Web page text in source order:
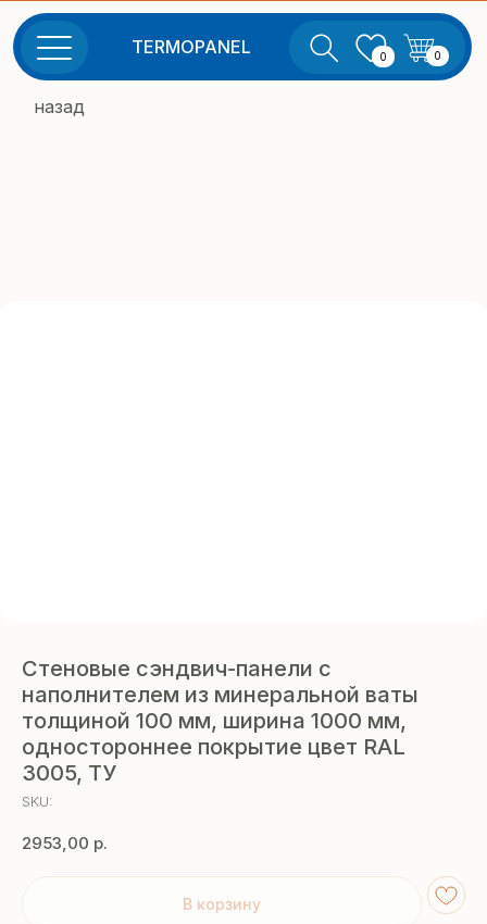
0
TERMOPANEL
назад
Стеновые сэндвич-панели с
наполнителем из минеральной ваты
толщиной 100 мм, ширина 1000 мм,
одностороннее покрытие цвет RAL
3005, ТУ
SKU:
2953,00 р.
В корзину